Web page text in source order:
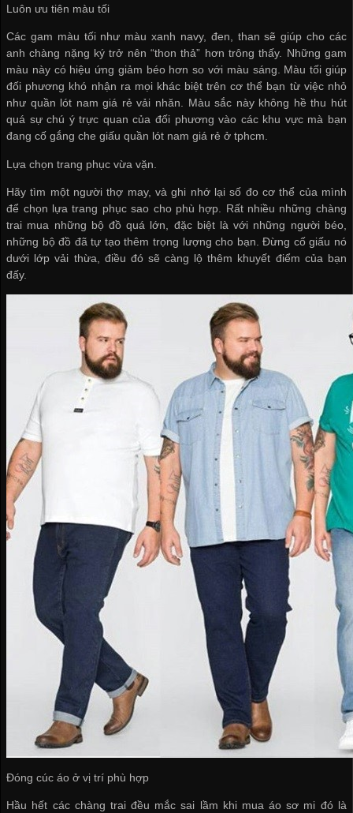
Luôn ưu tiên màu tối
Các gam màu tối như màu xanh navy, đen, than sẽ giúp cho các
anh chàng nặng ký trở nên “thon thả” hơn trông thấy. Những gam
màu này có hiệu ứng giảm béo hơn so với màu sáng. Màu tối giúp
đối phương khó nhận ra mọi khác biệt trên cơ thể bạn từ việc nhỏ
như quần lót nam giá rẻ vải nhăn. Màu sắc này không hề thu hút
quá sự chú ý trực quan của đối phương vào các khu vực mà bạn
đang cố gắng che giấuquần lót nam giá rẻ ở tphcm.
Lựa chọn trang phục vừa vặn.
Hãy tìm một người thợ may, và ghi nhớ lại số đo cơ thể của mình
để chọn lựa trang phục sao cho phù hợp. Rất nhiều những chàng
trai mua những bộ đồ quá lớn, đặc biệt là với những người béo,
những bộ đồ đã tự tạo thêm trọng lượng cho bạn. Đừng cố giấu nó
dưới lớp vải thừa, điều đó sẽ càng lộ thêm khuyết điểm của bạn
đấy.
Đóng cúc áo ở vị trí phù hợp
Hầu hết các chàng trai đều mắc sai lầm khi mua áo sơ mi đó là